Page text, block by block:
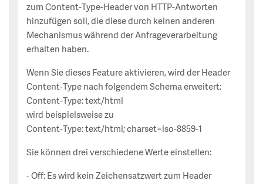
zum Content-Type-Header von HTTP-Antworten
hinzufügen soll, die diese durch keinen anderen
Mechanismus während der Anfrageverarbeitung
erhalten haben.
Wenn Sie dieses Feature aktivieren, wird der Header
Content-Type nach folgendem Schema erweitert:
Content-Type: text/html
wird beispielsweise zu
Content-Type: text/html; charset=iso-8859-1
Sie können drei verschiedene Werte einstellen:
- Off: Es wird kein Zeichensatzwert zum Header